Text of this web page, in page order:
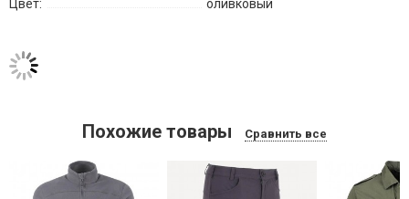
Цвет:
оливковый
Похожие товары Сравнить все